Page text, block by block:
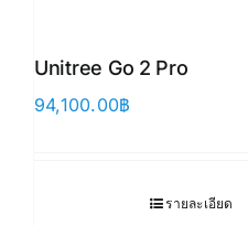
Unitree Go 2 Pro
94,100.00฿
รายละเอียด